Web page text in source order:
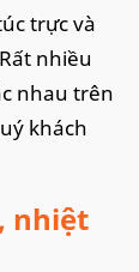
trực và
nhiều
nhau trên
khách
nhiệt